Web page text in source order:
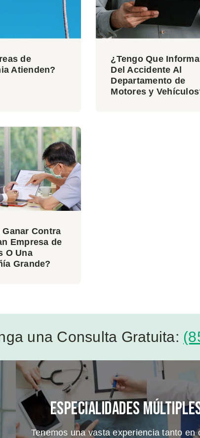
de
Atienden?
¿Tengo Que
Del Accidente Al
Departamento de
Motores y
Ganar Contra
Empresa de
O Una
Grande?
una Consulta Gratuita:
Especialidades
Tenemos una vasta experiencia tanto en